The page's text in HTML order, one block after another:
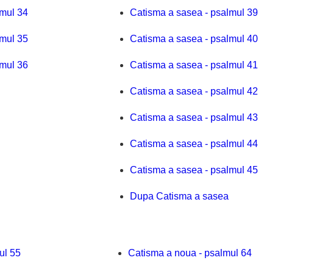
34
35
36
Catisma a sasea - psalmul 39
Catisma a sasea - psalmul 40
Catisma a sasea - psalmul 41
Catisma a sasea - psalmul 42
Catisma a sasea - psalmul 43
Catisma a sasea - psalmul 44
Catisma a sasea - psalmul 45
Dupa Catisma a sasea
55 Catisma a noua - psalmul 64